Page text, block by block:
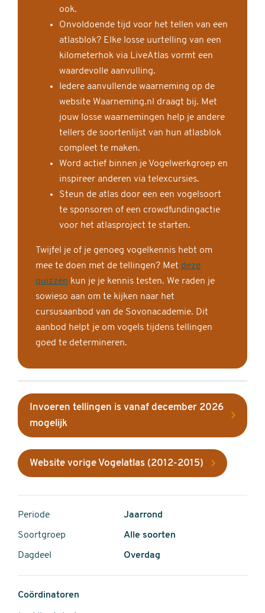
ook.
Onvoldoende tijd voor het tellen van een
atlasblok? Elke losse uurtelling van een
kilometerhok via LiveAtlas vormt een
waardevolle aanvulling.
Iedere aanvullende waarneming op de
website Waarneming.nl draagt bij. Met
jouw losse waarnemingen help je andere
tellers de soortenlijst van hun atlasblok
compleet te maken.
Word actief binnen je Vogelwerkgroep en
inspireer anderen via telexcursies.
Steun de atlas door een een vogelsoort
te sponsoren of een crowdfundingactie
voor het atlasproject te starten.
Twijfel je of je genoeg vogelkennis hebt om
mee te doen met de tellingen? Met deze
quizzen kun je je kennis testen. We raden je
sowieso aan om te kijken naar het
cursusaanbod van de Sovonacademie. Dit
aanbod helpt je om vogels tijdens tellingen
goed te determineren.
Invoeren tellingen is vanaf december 2026
mogelijk
Website vorige Vogelatlas (2012-2015)
Periode Jaarrond
Soortgroep Alle soorten
Dagdeel Overdag
Coördinatoren